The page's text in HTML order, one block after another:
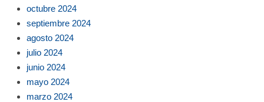
octubre 2024
septiembre 2024
agosto 2024
julio 2024
junio 2024
mayo 2024
marzo 2024